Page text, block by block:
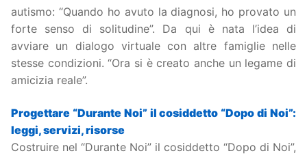
autismo: “Quando ho avuto la diagnosi, ho provato un
forte senso di solitudine”. Da qui è nata l’idea di
avviare un dialogo virtuale con altre famiglie nelle
stesse condizioni. “Ora si è creato anche un legame di
amicizia reale”.
Progettare “Durante Noi” il cosiddetto “Dopo di Noi”:
leggi, servizi, risorse
Costruire nel “Durante Noi” il cosiddetto “Dopo di Noi”,